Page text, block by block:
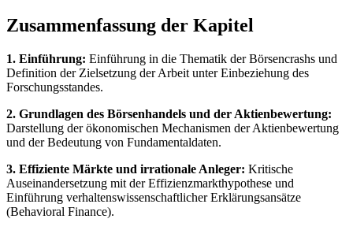
Zusammenfassung der Kapitel
1. Einführung: Einführung in die Thematik der Börsencrashs und
Definition der Zielsetzung der Arbeit unter Einbeziehung des
Forschungsstandes.
2. Grundlagen des Börsenhandels und der Aktienbewertung:
Darstellung der ökonomischen Mechanismen der Aktienbewertung
und der Bedeutung von Fundamentaldaten.
3. Effiziente Märkte und irrationale Anleger: Kritische
Auseinandersetzung mit der Effizienzmarkthypothese und
Einführung verhaltenswissenschaftlicher Erklärungsansätze
(Behavioral Finance).